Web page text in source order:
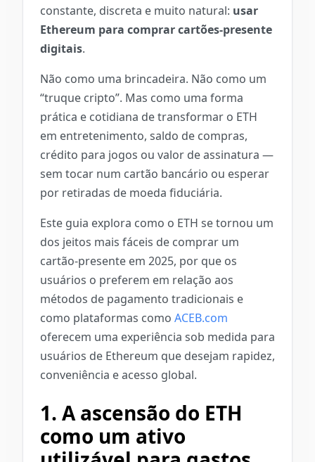
constante, discreta e muito natural: usar
Ethereum para comprar cartões-presente
digitais.
Não como uma brincadeira. Não como um
“truque cripto”. Mas como uma forma
prática e cotidiana de transformar o ETH
em entretenimento, saldo de compras,
crédito para jogos ou valor de assinatura —
sem tocar num cartão bancário ou esperar
por retiradas de moeda fiduciária.
Este guia explora como o ETH se tornou um
dos jeitos mais fáceis de comprar um
cartão-presente em 2025, por que os
usuários o preferem em relação aos
métodos de pagamento tradicionais e
como plataformas como ACEB.com
oferecem uma experiência sob medida para
usuários de Ethereum que desejam rapidez,
conveniência e acesso global.
1. A ascensão do ETH
como um ativo